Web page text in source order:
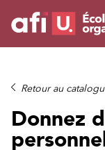
Formations
Campus IA
Sur mesure
Retour au
Donnez